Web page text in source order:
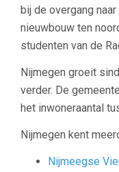
bij de overgang
nieuwbouw ten
studenten van de
Nijmegen groeit
verder. De
het inwoneraantal
Nijmegen kent
Nijmeegse